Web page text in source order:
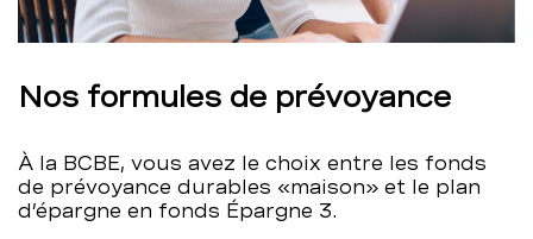
Nos formules de prévoyance
À la BCBE, vous avez le choix entre les fonds
de prévoyance durables «maison» et le plan
d’épargne en fonds Épargne 3.